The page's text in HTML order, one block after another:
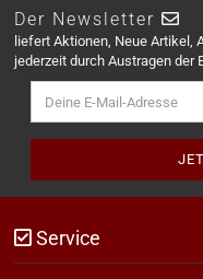
Der Newsletter
liefert Aktionen, Neue Artikel,
jederzeit durch Austragen der
Service